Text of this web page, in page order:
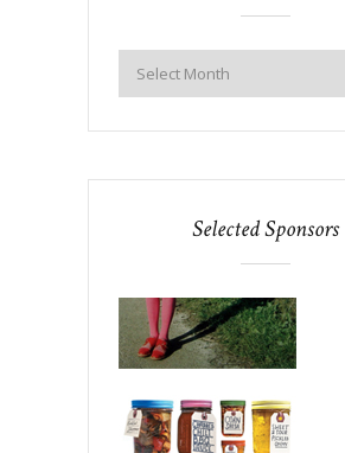
Selected Sponsors